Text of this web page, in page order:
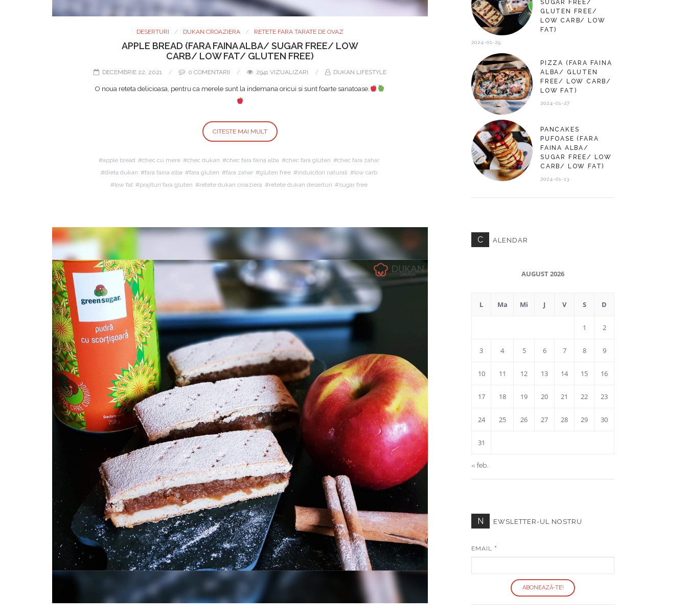
DESERTURI DUKAN CROAZIERA RETETE FARA TARATE DE OVAZ
APPLE BREAD (FARA FAINA ALBA/ SUGAR FREE/ LOW
CARB/ LOW FAT/ GLUTEN FREE)
DECEMBRIE 22, 2021 0 COMENTARII 2941 VIZUALIZARI DUKAN LIFESTYLE
O noua reteta delicioasa, pentru ca merele sunt la indemana oricui si sunt foarte sanatoase.
CITESTE MAI MULT
apple bread chec cu mere chec dukan chec fara faina alba chec fara gluten
chec fara zahar
dieta dukan
fara faina alba fara gluten fara zahar gluten free indulcitori naturali
low carb
low fat
prajituri fara gluten retete dukan croaziera retete dukan deserturi sugar free
SUGAR FREE/
GLUTEN FREE/
LOW CARB/ LOW
FAT)
2024-01-29
PIZZA (FARA FAINA
ALBA/ GLUTEN
FREE/ LOW CARB/
LOW FAT)
2024-01-27
PANCAKES
PUFOASE (FARA
FAINA ALBA/
SUGAR FREE/ LOW
CARB/ LOW FAT)
2024-01-13
C ALENDAR
AUGUST 2026
L Ma Mi J V S D
1 2
3 4 5 6 7 8 9
10 11 12 13 14 15 16
17 18 19 20 21 22 23
24 25 26 27 28 29 30
31
« feb.
N EWSLETTER-UL NOSTRU
EMAIL *